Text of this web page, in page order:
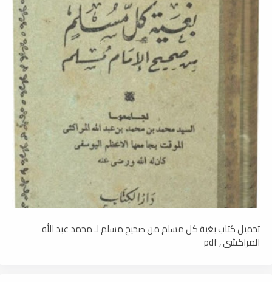
تحميل كتاب بغية كل مسلم من صحيح مسلم لـ محمد عبد الله
المراكشي , pdf